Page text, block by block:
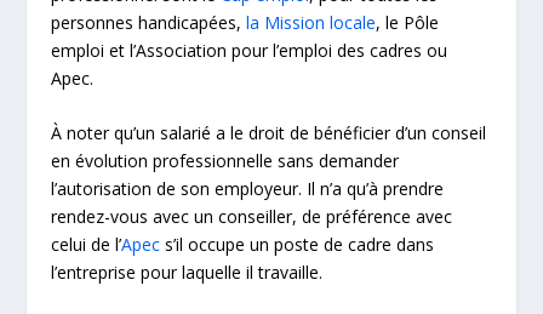
personnes handicapées,la Mission locale, le Pôle
emploi et l’Association pour l’emploi des cadres ou
Apec.
À noter qu’un salarié a le droit de bénéficier d’un conseil
en évolution professionnelle sans demander
l’autorisation de son employeur. Il n’a qu’à prendre
rendez-vous avec un conseiller, de préférence avec
celui de l’Apec s’il occupe un poste de cadre dans
l’entreprise pour laquelle il travaille.